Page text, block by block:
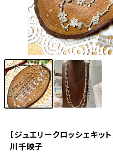
1/
【ジュエリークロッシェキッ
川千映子